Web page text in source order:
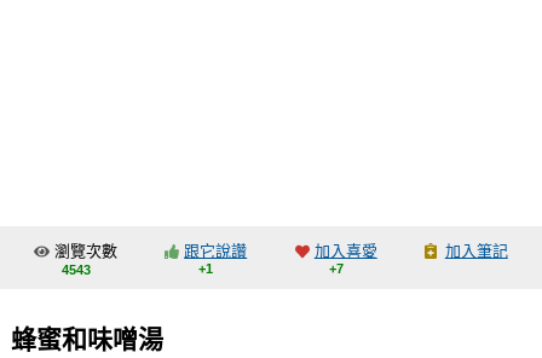
交流中心
會員功能選單
瀏覽次數
4543
跟它說讚
+1
加入喜愛
+7
加入筆記
蜂蜜和味噌湯